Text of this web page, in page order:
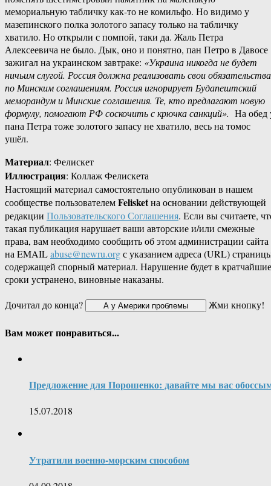
мемориальную табличку как-то не комильфо. Но видимо у
мазепинского полка золотого запасу только на табличку
хватило. Но открыли с помпой, таки да. Жаль Петра
Алексеевича не было. Дык, оно и понятно, пан Петро в Давосе
зажигал на украинском завтраке: «Украина никогда не будет
ничьим слугой. Россия должна реализовать свои обязательства
по Минским соглашениям. Россия игнорирует Будапештский
меморандум и Минские соглашения. Те, кто предлагают новую
формулу, помогают РФ соскочить с крючка санкций». На обед
пана Петра тоже золотого запасу не хватило, весь на томос
ушёл.
Материал: Фелискет
Иллюстрация: Коллаж Фелискета
Настоящий материал самостоятельно опубликован в нашем
сообществе пользователемFelisketна основании действующей
редакции Пользовательского Соглашения. Если вы считаете,
такая публикация нарушает ваши авторские и/или смежные
права, вам необходимо сообщить об этом администрации сайта
на EMAILabuse@newru.orgс указанием адреса (URL)
содержащей спорный материал. Нарушение будет в кратчайшие
сроки устранено, виновные наказаны.
Дочитал до конца?
Жми кнопку!
Вам может понравиться...
Предложение для Порошенко: давайте мы вас
15.07.2018
Утратили военно-морским способом